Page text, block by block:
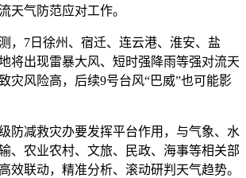
天气防范应对工作。
7日徐州、宿迁、连云港、淮安、盐
将出现雷暴大风、短时强降雨等强对流天
灾风险高，后续9号台风“巴威”也可能影
减救灾办要发挥平台作用，与气象、水
、农业农村、文旅、民政、海事等相关部
效联动，精准分析、滚动研判天气趋势。